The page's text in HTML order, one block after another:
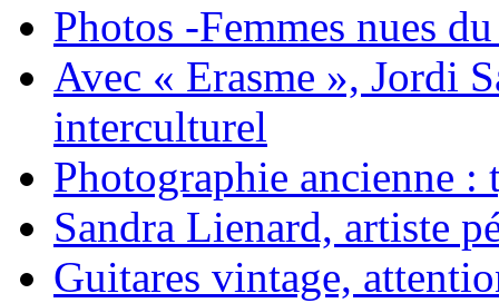
Photos -Femmes nues
Avec « Erasme », Jordi
interculturel
Photographie ancienne :
Sandra Lienard, artiste
Guitares vintage,